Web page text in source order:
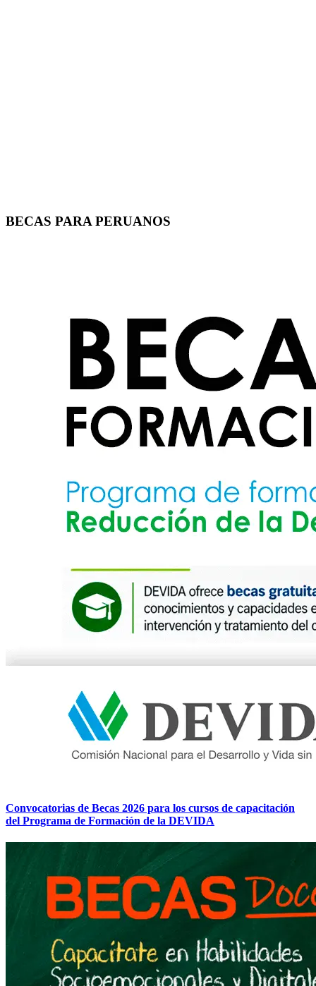
BECAS PARA PERUANOS
Convocatorias de Becas 2026 para los cursos de capacitación
del Programa de Formación de la DEVIDA